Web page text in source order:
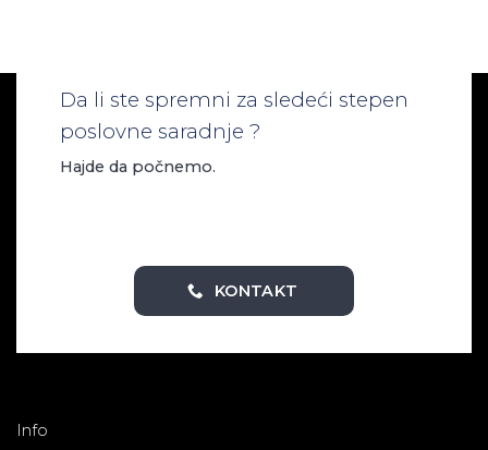
Da li ste spremni za sledeći stepen
poslovne saradnje ?
Hajde da počnemo.
KONTAKT
Info